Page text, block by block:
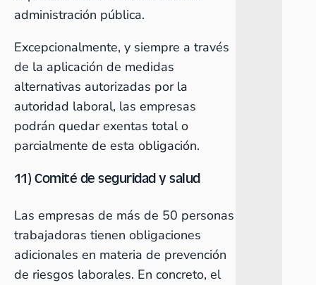
administración pública.
Excepcionalmente, y siempre a través
de la aplicación de medidas
alternativas autorizadas por la
autoridad laboral, las empresas
podrán quedar exentas total o
parcialmente de esta obligación.
11) Comité de seguridad y salud
Las empresas de más de 50 personas
trabajadoras tienen obligaciones
adicionales en materia de prevención
de riesgos laborales. En concreto, el